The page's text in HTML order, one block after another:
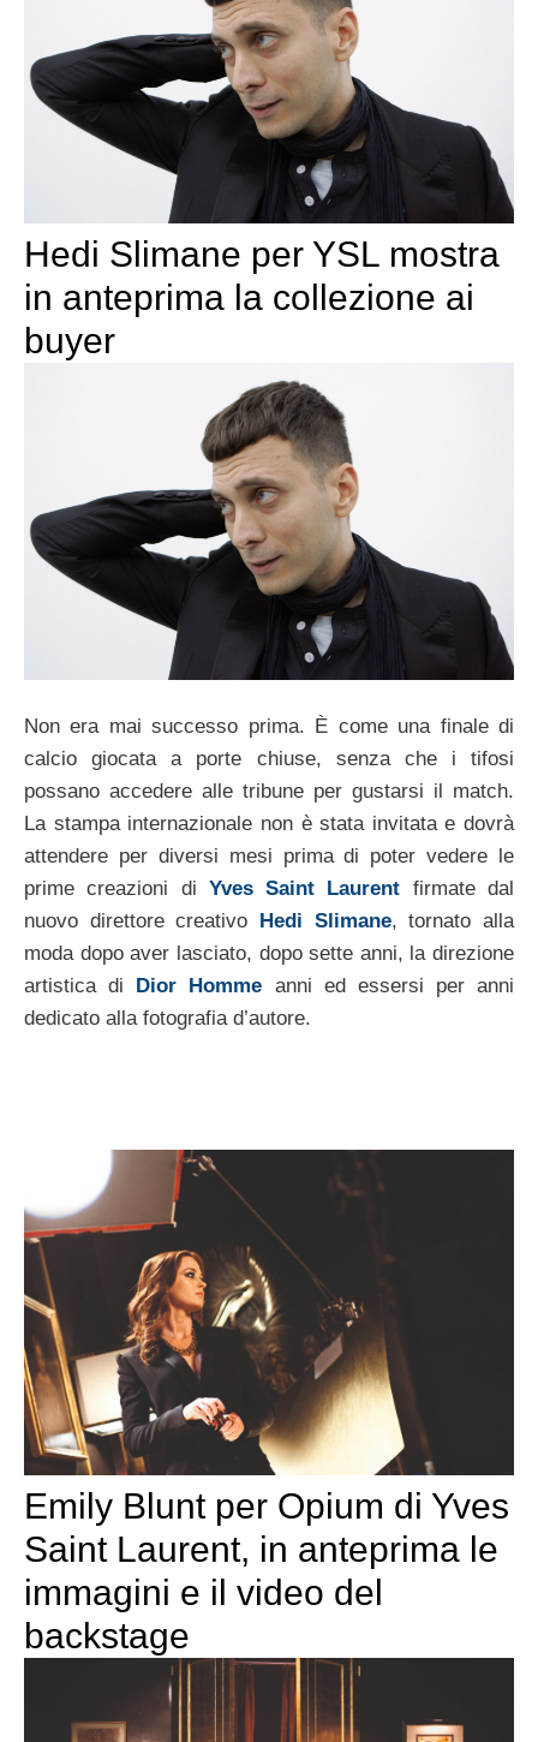
Hedi Slimane per YSL mostra
in anteprima la collezione ai
buyer
Non era mai successo prima. È come una finale di
calcio giocata a porte chiuse, senza che i tifosi
possano accedere alle tribune per gustarsi il match.
La stampa internazionale non è stata invitata e dovrà
attendere per diversi mesi prima di poter vedere le
prime creazioni di Yves Saint Laurent firmate dal
nuovo direttore creativo Hedi Slimane, tornato alla
moda dopo aver lasciato, dopo sette anni, la direzione
artistica di Dior Homme anni ed essersi per anni
dedicato alla fotografia d’autore.
Emily Blunt per Opium di Yves
Saint Laurent, in anteprima le
immagini e il video del
backstage